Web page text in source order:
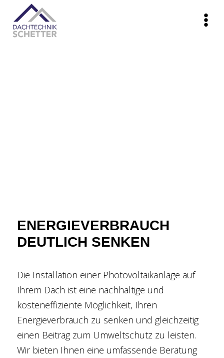
content
ENERGIEVERBRAUCH
DEUTLICH SENKEN
Die Installation einer Photovoltaikanlage auf
Ihrem Dach ist eine nachhaltige und
kosteneffiziente Möglichkeit, Ihren
Energieverbrauch zu senken und gleichzeitig
einen Beitrag zum Umweltschutz zu leisten.
Wir bieten Ihnen eine umfassende Beratung